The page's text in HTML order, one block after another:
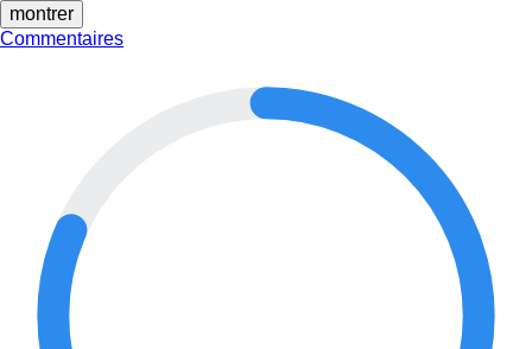
montrer
Commentaires